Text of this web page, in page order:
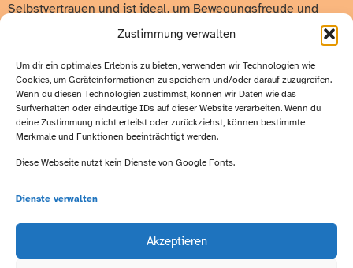
Zustimmung verwalten
Um dir ein optimales Erlebnis zu bieten, verwenden wir Technologien wie
Cookies, um Geräteinformationen zu speichern und/oder darauf zuzugreifen.
Wenn du diesen Technologien zustimmst, können wir Daten wie das
Surfverhalten oder eindeutige IDs auf dieser Website verarbeiten. Wenn du
deine Zustimmung nicht erteilst oder zurückziehst, können bestimmte
Merkmale und Funktionen beeinträchtigt werden.
Diese Webseite nutzt kein Dienste von Google Fonts.
Dienste verwalten
Akzeptieren
Selbstvertrauen und ist ideal, um Bewegungsfreude und
künstlerische Ausdrucksfähigkeit zu fördern.
Kontakt:
Lüneburger
Uelzen
Telefon:
Wichtige
Links:
Besucht
uns auf
Facebook